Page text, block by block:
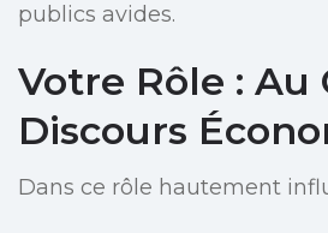
publics avides.
Votre Rôle :
Discours
Dans ce rôle hautement